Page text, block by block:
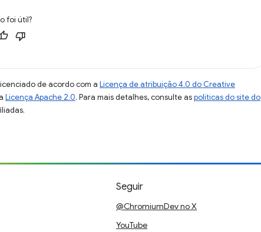
foi útil?
de acordo com a Licença de atribuição 4.0 do Creative
Licença Apache 2.0. Para mais detalhes, consulte aspolíticas do site do
Seguir
@ChromiumDev no X
YouTube